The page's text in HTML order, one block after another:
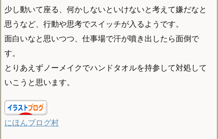
少し動いて座る、何かしないといけないと考えて嫌だなと
思うなど、行動や思考でスイッチが入るようです。
面白いなと思いつつ、仕事場で汗が噴き出したら面倒で
す。
とりあえずノーメイクでハンドタオルを持参して対処して
いこうと思います。
にほんブログ村